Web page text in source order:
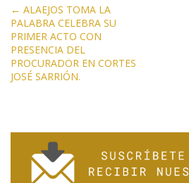
o
k
m
N
a
v
e
g
i
← ALAEJOS TOMA LA
PALABRA CELEBRA SU
PRIMER ACTO CON
PRESENCIA DEL
PROCURADOR EN CORTES
JOSÉ SARRIÓN.